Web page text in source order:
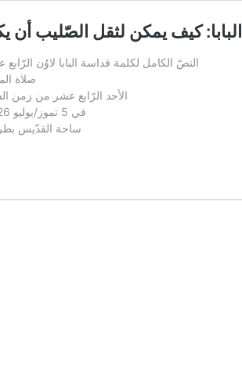
البابا: كيف يمكن لثقل الصّليب أن
النصّ الكامل لكلمة قداسة البابا لاوُن الرّابع
صلاة
الأحد الرّابع عشر من زمن
في 5 تموز/يوليو 2026
ساحة القدّيس